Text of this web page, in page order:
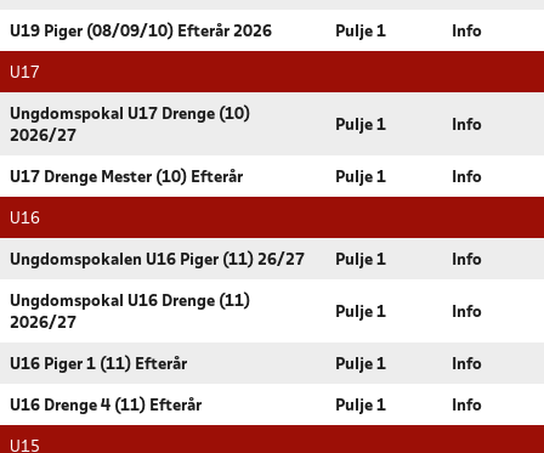
U19 Piger (08/09/10) Efterår 2026 Pulje 1 Info
U17
Ungdomspokal U17 Drenge (10)
2026/27
Pulje 1 Info
U17 Drenge Mester (10) Efterår Pulje 1 Info
U16
Ungdomspokalen U16 Piger (11) 26/27 Pulje 1 Info
Ungdomspokal U16 Drenge (11)
2026/27
Pulje 1 Info
U16 Piger 1 (11) Efterår Pulje 1 Info
U16 Drenge 4 (11) Efterår Pulje 1 Info
U15